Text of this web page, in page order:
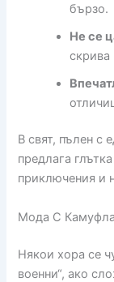
бързо.
Не се
скрива
В свят, пълен с
предлага
приключения и
Мода С
Някои хора се
военни“, ако